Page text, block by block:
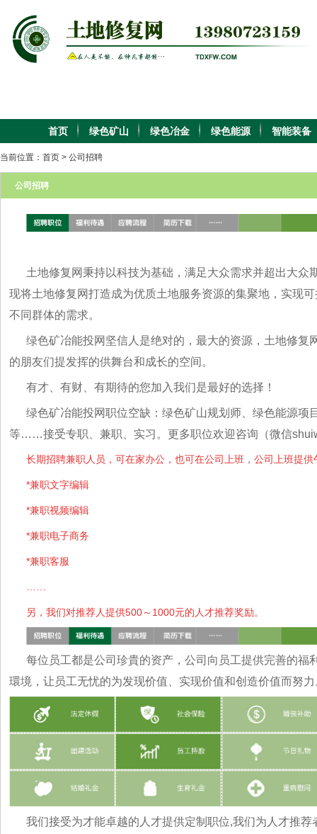
智能装备
绿色能源
绿色冶金
绿色矿山
首页
当前位置： 首页 > 公司招聘
公司招聘
土地修复网秉持以科技为基础，满足大众需求并超出大众
现将土地修复网打造成为优质土地服务资源的集聚地，实现
不同群体的需求。
绿色矿冶能投网坚信人是绝对的，最大的资源，土地修复
的朋友们提发挥的供舞台和成长的空间。
有才、有财、有期待的您加入我们是最好的选择！
绿色矿冶能投网职位空缺：绿色矿山规划师、绿色能源项
等……接受专职、兼职、实习。更多职位欢迎咨询（微信
长期招聘兼职人员，可在家办公，也可在公司上班，公司上班提供
*兼职文字编辑
*兼职视频编辑
*兼职电子商务
*兼职客服
另，我们对推荐人提供500～1000元的人才推荐奖励。
每位员工都是公司珍貴的资产，公司向员工提供完善的福
環境，让员工无忧的为发现价值、实现价值和创造价值而努力
我们接受为才能卓越的人才提供定制职位,我们为人才推荐